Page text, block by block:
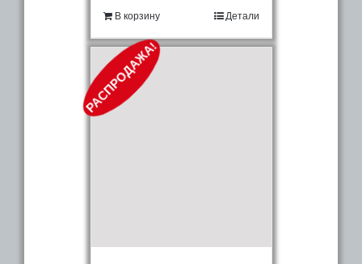
В корзину Детали
РАСПРОДАЖА!